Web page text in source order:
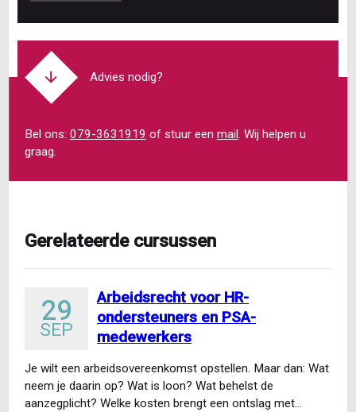
Advies nodig?
Bel ons: 079-3631919 of stuur een mail. Wij helpen u
graag.
Gerelateerde cursussen
29
SEP
Arbeidsrecht voor HR-
ondersteuners en PSA-
medewerkers
Je wilt een arbeidsovereenkomst opstellen. Maar dan: Wat
neem je daarin op? Wat is loon? Wat behelst de
aanzegplicht? Welke kosten brengt een ontslag met…